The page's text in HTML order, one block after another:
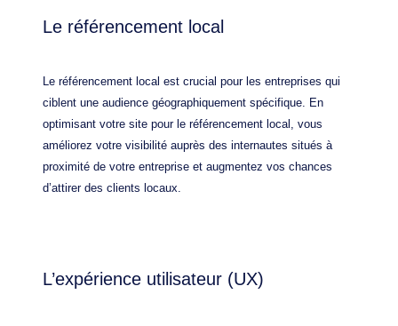
Le référencement local
Le référencement local est crucial pour les entreprises qui
ciblent une audience géographiquement spécifique. En
optimisant votre site pour le référencement local, vous
améliorez votre visibilité auprès des internautes situés à
proximité de votre entreprise et augmentez vos chances
d’attirer des clients locaux.
L’expérience utilisateur (UX)